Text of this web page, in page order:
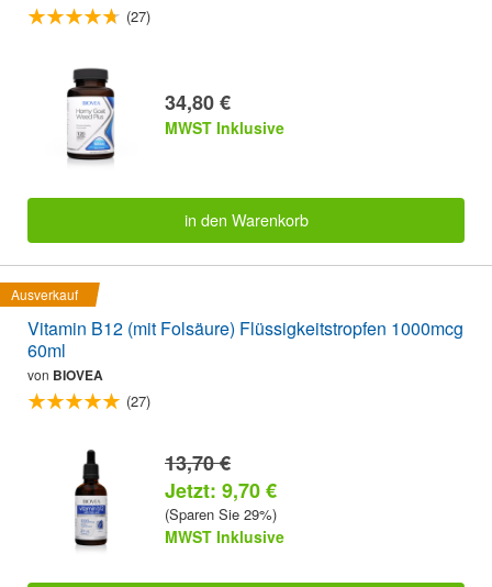
(27)
34,80 €
MWST Inklusive
in den Warenkorb
Ausverkauf
Vitamin B12 (mit Folsäure) Flüssigkeitstropfen 1000mcg
60ml
von BIOVEA
(27)
13,70 €
Jetzt: 9,70 €
(Sparen Sie 29%)
MWST Inklusive